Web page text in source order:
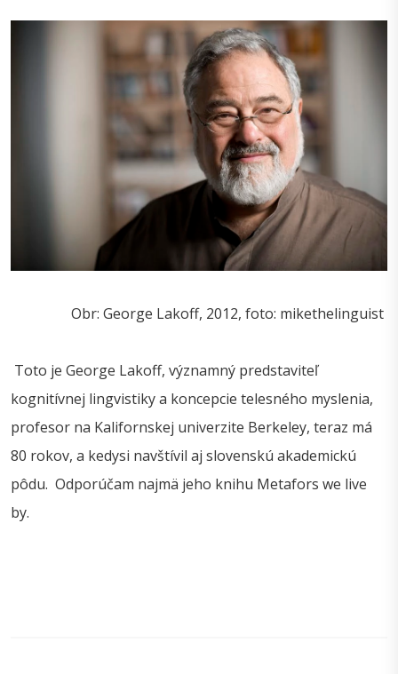
Obr: George Lakoff, 2012, foto: mikethelinguist
Toto je George Lakoff, významný predstaviteľ
kognitívnej lingvistiky a koncepcie telesného myslenia,
profesor na Kalifornskej univerzite Berkeley, teraz má
80 rokov, a kedysi navštívil aj slovenskú akademickú
pôdu. Odporúčam najmä jeho knihu Metafors we live
by.